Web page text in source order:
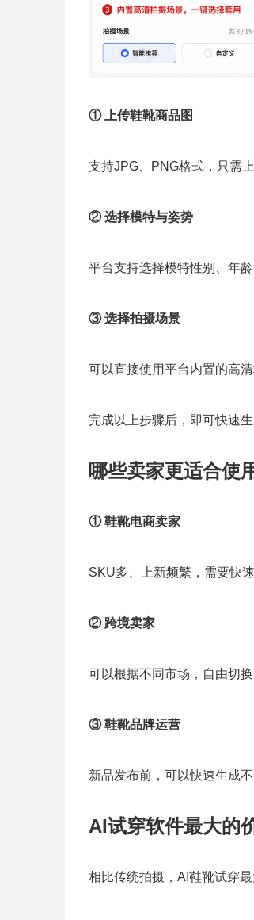
① 上传鞋靴商品图
支持JPG、PNG格式，只需
② 选择模特与姿势
平台支持选择模特性别、年
③ 选择拍摄场景
可以直接使用平台内置的高
完成以上步骤后，即可快速生
哪些卖家更适合使
① 鞋靴电商卖家
SKU多、上新频繁，需要快
② 跨境卖家
可以根据不同市场，自由切
③ 鞋靴品牌运营
新品发布前，可以快速生成
AI试穿软件最大的
相比传统拍摄，AI鞋靴试穿